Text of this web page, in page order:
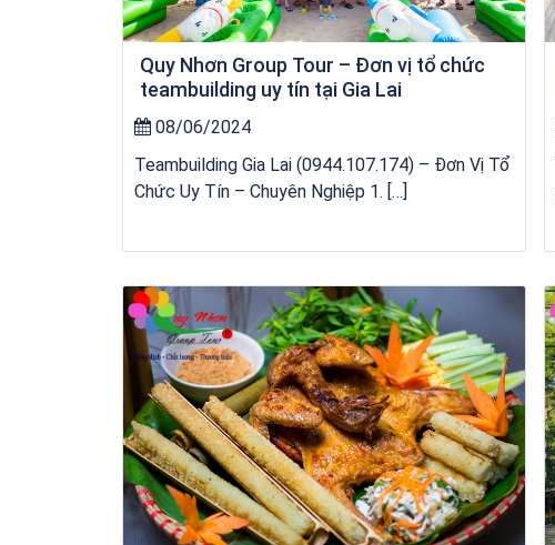
Quy Nhơn Group Tour – Đơn vị tổ chức
teambuilding uy tín tại Gia Lai
08/06/2024
Teambuilding Gia Lai (0944.107.174) – Đơn Vị Tổ
Chức Uy Tín – Chuyên Nghiệp 1. […]
Tour Đảo Lý Sơn